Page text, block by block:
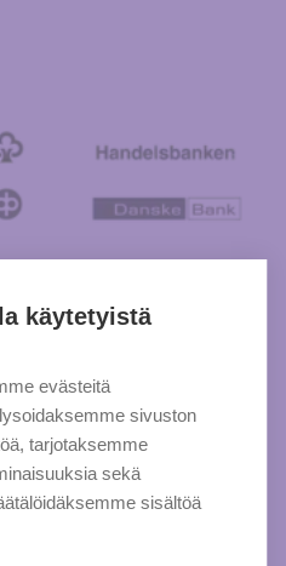
käytetyistä
evästeitä
sivuston
tarjotaksemme
sekä
sisältöä